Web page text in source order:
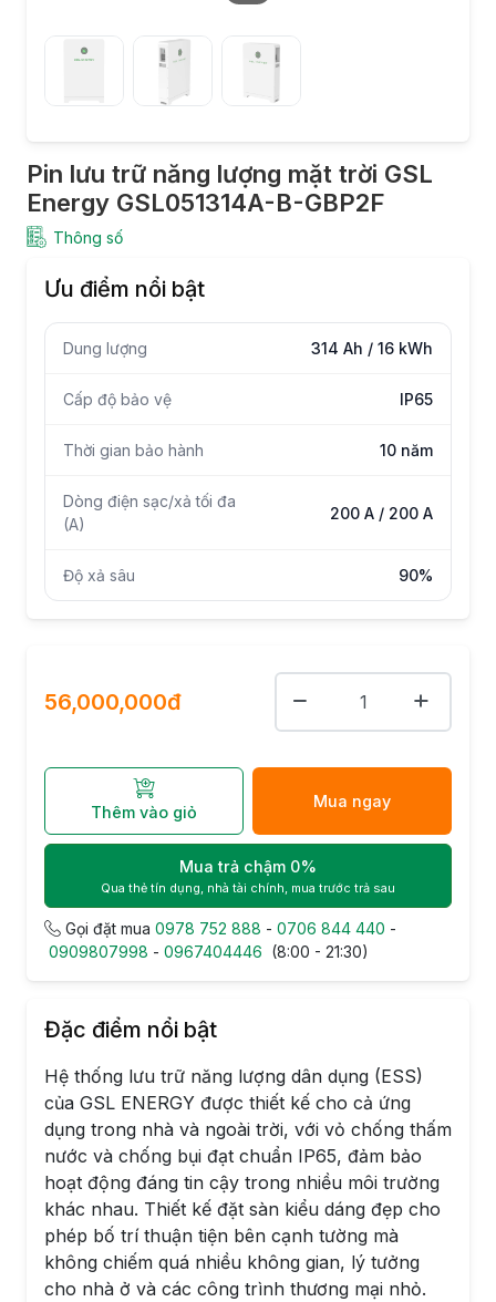
Pin lưu trữ năng lượng mặt trời GSL
Energy GSL051314A-B-GBP2F
Thông số
Ưu điểm nổi bật
Dung lượng 314 Ah / 16 kWh
Cấp độ bảo vệ IP65
Thời gian bảo hành 10 năm
Dòng điện sạc/xả tối đa
(A)
200 A / 200 A
Độ xả sâu 90%
56,000,000đ
Thêm vào giỏ
Mua ngay
Mua trả chậm 0%
Qua thẻ tín dụng, nhà tài chính, mua trước trả sau
Gọi đặt mua 0978 752 888 - 0706 844 440 -
0909807998 - 0967404446 (8:00 - 21:30)
Đặc điểm nổi bật
Hệ thống lưu trữ năng lượng dân dụng (ESS)
của GSL ENERGY được thiết kế cho cả ứng
dụng trong nhà và ngoài trời, với vỏ chống thấm
nước và chống bụi đạt chuẩn IP65, đảm bảo
hoạt động đáng tin cậy trong nhiều môi trường
khác nhau. Thiết kế đặt sàn kiểu dáng đẹp cho
phép bố trí thuận tiện bên cạnh tường mà
không chiếm quá nhiều không gian, lý tưởng
cho nhà ở và các công trình thương mại nhỏ.